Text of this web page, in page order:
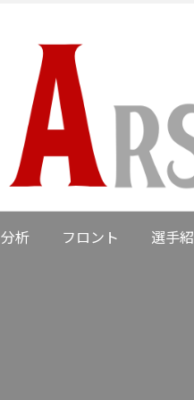
分析 フロント 選手